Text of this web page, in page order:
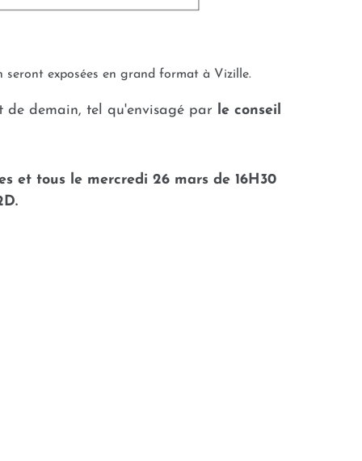
seront exposées en grand format à Vizille.
demain, tel qu'envisagé par le conseil
et tous le mercredi 26 mars de 16H30